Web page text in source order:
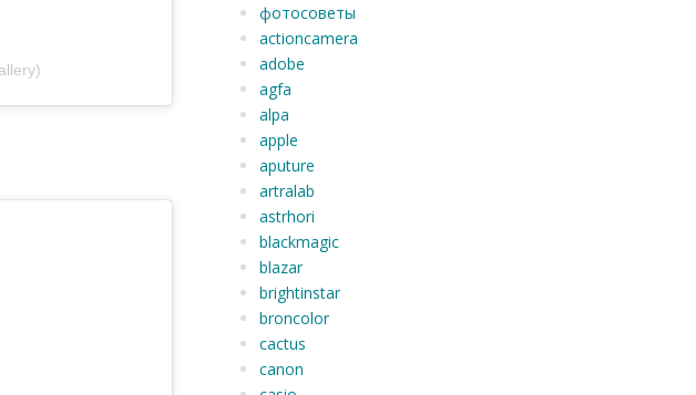
фотосоветы
actioncamera
adobe
agfa
alpa
apple
aputure
artralab
astrhori
blackmagic
blazar
brightinstar
broncolor
cactus
canon